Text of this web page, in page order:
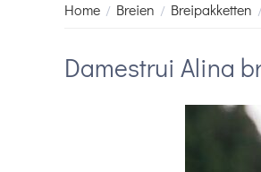
Home / Breien / Breipakketten /
Damestrui Alina